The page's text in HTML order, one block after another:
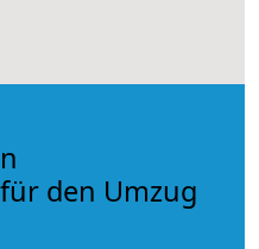
den Umzug